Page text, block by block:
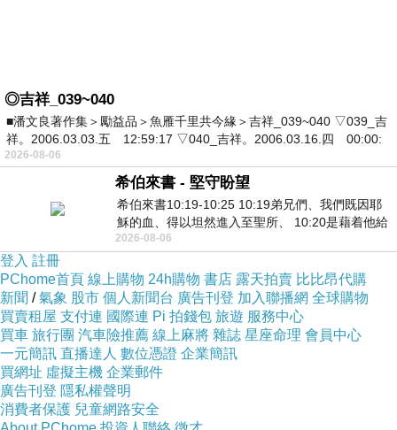
◎吉祥_039~040
■潘文良著作集＞勵益品＞魚雁千里共今緣＞吉祥_039~040 ▽039_吉
祥。2006.03.03.五 12:59:17 ▽040_吉祥。2006.03.16.四 00:00:
2026-08-06
希伯來書 - 堅守盼望
希伯來書10:19-10:25 10:19弟兄們、我們既因耶
穌的血、得以坦然進入至聖所、 10:20是藉着他給
我們開了一條又新又活的路從幔子經過
2026-08-06
登入 註冊
PChome首頁 線上購物 24h購物 書店 露天拍賣 比比昂代購
新聞 /氣象 股市 個人新聞台 廣告刊登 加入聯播網 全球購物
買賣租屋 支付連 國際連 Pi 拍錢包 旅遊 服務中心
買車 旅行團 汽車險推薦 線上麻將 雜誌 星座命理 會員中心
一元簡訊 直播達人 數位憑證 企業簡訊
買網址 虛擬主機 企業郵件
廣告刊登 隱私權聲明
消費者保護 兒童網路安全